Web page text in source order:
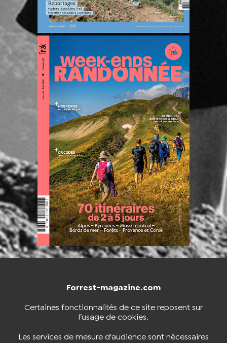
Forrest-magazine.com
Certaines fonctionnalités de ce site reposent sur
l’usage de cookies.
Les services de mesure d'audience sont nécessaires
NOUS CONTACTER BOUTIQUE